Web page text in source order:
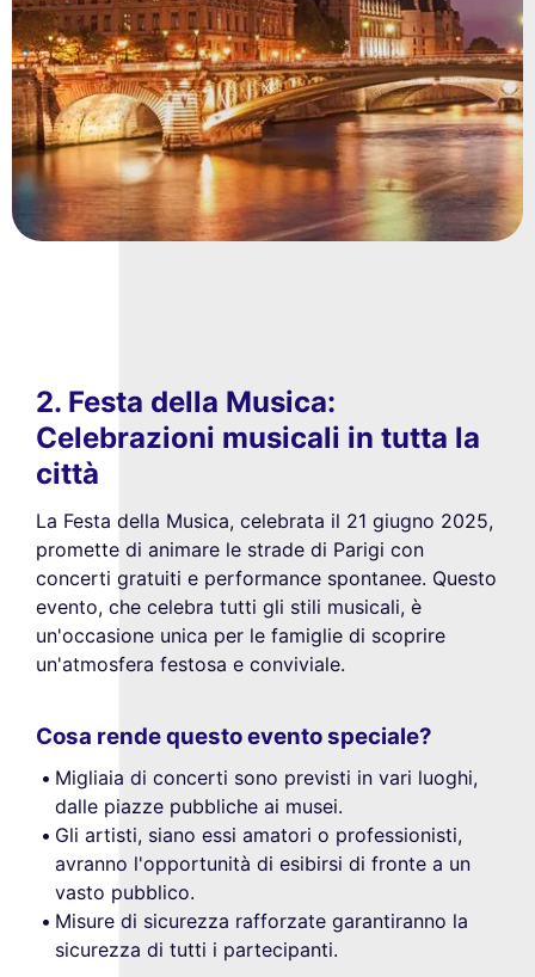
2. Festa della Musica:
Celebrazioni musicali in tutta la
città
La Festa della Musica, celebrata il 21 giugno 2025,
promette di animare le strade di Parigi con
concerti gratuiti e performance spontanee. Questo
evento, che celebra tutti gli stili musicali, è
un'occasione unica per le famiglie di scoprire
un'atmosfera festosa e conviviale.
Cosa rende questo evento speciale?
Migliaia di concerti sono previsti in vari luoghi,
dalle piazze pubbliche ai musei.
Gli artisti, siano essi amatori o professionisti,
avranno l'opportunità di esibirsi di fronte a un
vasto pubblico.
Misure di sicurezza rafforzate garantiranno la
sicurezza di tutti i partecipanti.